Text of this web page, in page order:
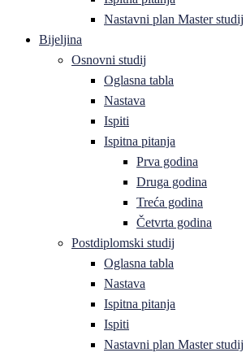
Nastavni plan Master studij
Bijeljina
Osnovni studij
Oglasna tabla
Nastava
Ispiti
Ispitna pitanja
Prva godina
Druga godina
Treća godina
Četvrta godina
Postdiplomski studij
Oglasna tabla
Nastava
Ispitna pitanja
Ispiti
Nastavni plan Master studij